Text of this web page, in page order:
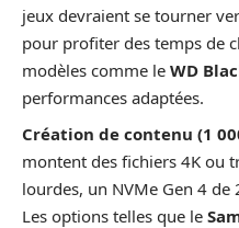
jeux devraient se tourner
pour profiter des temps de
modèles comme le WD
performances adaptées.
Création de contenu (1
montent des fichiers 4K ou
lourdes, un NVMe Gen 4 de
Les options telles que le